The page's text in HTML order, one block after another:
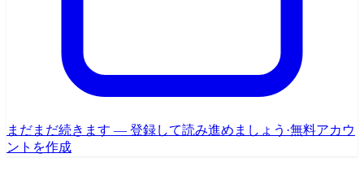
まだまだ続きます — 登録して読み進めましょう ·無料アカウ
ントを作成